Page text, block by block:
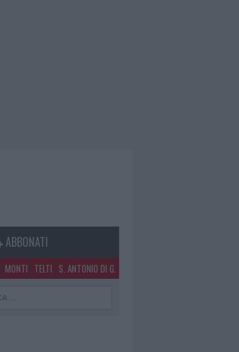
ABBONATI
MONTI TELTI S. ANTONIO DI G.